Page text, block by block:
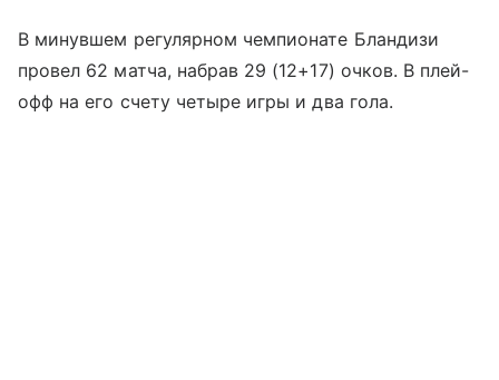
В минувшем регулярном чемпионате Бландизи
провел 62 матча, набрав 29 (12+17) очков. В плей-
офф на его счету четыре игры и два гола.